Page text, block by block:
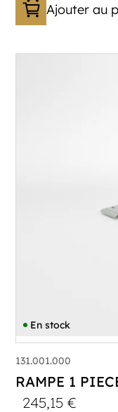
Ajouter au
En stock
131.001.000
RAMPE 1
245,15€